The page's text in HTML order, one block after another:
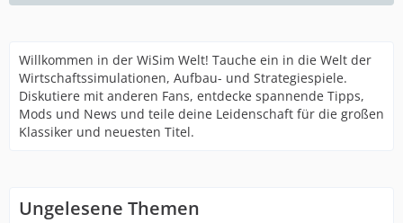
Willkommen in der WiSim Welt! Tauche ein in die Welt der
Wirtschaftssimulationen, Aufbau- und Strategiespiele.
Diskutiere mit anderen Fans, entdecke spannende Tipps,
Mods und News und teile deine Leidenschaft für die großen
Klassiker und neuesten Titel.
Ungelesene Themen